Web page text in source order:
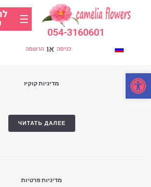
054-3160601
כניסה או הרשמה
מדיניות קוקיז
ЧИТАТЬ ДАЛЕЕ
מדיניות פרטיות
פתח סרגל נגישות